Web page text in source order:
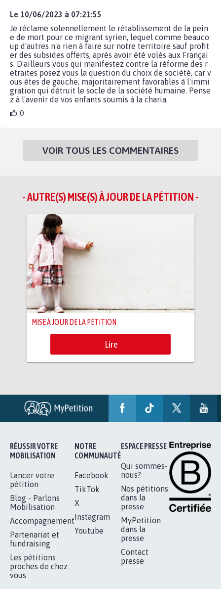
Le 10/06/2023 à 07:21:55
Je réclame solennellement le rétablissement de la pein
e de mort pour ce migrant syrien, lequel comme beauco
up d'autres n'a rien à faire sur notre territoire sauf profit
er des subsides offerts, après avoir été volés aux Françai
s. D'ailleurs vous qui manifestez contre la réforme des r
etraites posez vous la question du choix de société, car v
ous êtes de gauche, majoritairement favorables à l'immi
gration qui détruit le socle de la société humaine. Pense
z à l'avenir de vos enfants soumis à la charia.
0
VOIR TOUS LES COMMENTAIRES
- AUTRE(S) MISE(S) À JOUR DE LA PÉTITION -
MISE À JOUR DE LA PÉTITION
Lire
RÉUSSIR VOTRE
MOBILISATION
Lancer votre
pétition
Blog - Parlons
Mobilisation
Accompagnement
Partenariat et
fundraising
Les pétitions
proches de chez
vous
NOTRE
COMMUNAUTÉ
Facebook
TikTok
X
Instagram
Youtube
ESPACE PRESSE
Qui sommes-
nous?
Nos pétitions
dans la
presse
MyPetition
dans la
presse
Contact
presse